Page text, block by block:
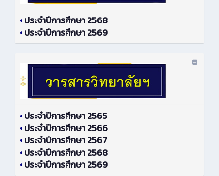
•ประจำปีการศึกษา 2568
•ประจำปีการศึกษา 2569
•ประจำปีการศึกษา 2565
•ประจำปีการศึกษา 2566
•ประจำปีการศึกษา 2567
•ประจำปีการศึกษา 2568
•ประจำปีการศึกษา 2569